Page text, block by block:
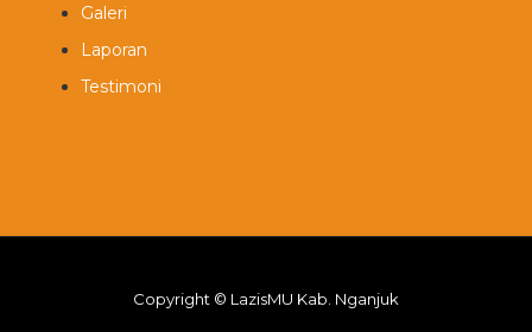
Galeri
Laporan
Testimoni
Copyright © LazisMU Kab. Nganjuk